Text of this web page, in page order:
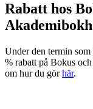
Rabatt hos
Under den termin
% rabatt på Bokus
om hur du görhär.